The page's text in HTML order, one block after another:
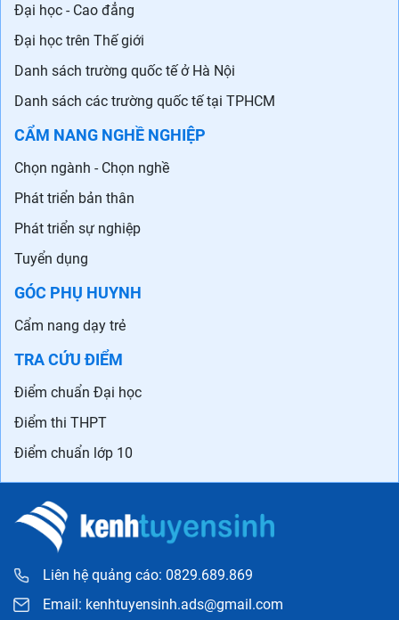
Đại học - Cao đẳng
Đại học trên Thế giới
Danh sách trường quốc tế ở Hà Nội
Danh sách các trường quốc tế tại TPHCM
CẨM NANG NGHỀ NGHIỆP
Chọn ngành - Chọn nghề
Phát triển bản thân
Phát triển sự nghiệp
Tuyển dụng
GÓC PHỤ HUYNH
Cẩm nang dạy trẻ
TRA CỨU ĐIỂM
Điểm chuẩn Đại học
Điểm thi THPT
Điểm chuẩn lớp 10
Liên hệ quảng cáo: 0829.689.869
Email: kenhtuyensinh.ads@gmail.com